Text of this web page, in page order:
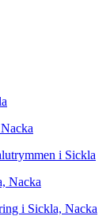
i Sickla
Nacka
i Sickla, Nacka